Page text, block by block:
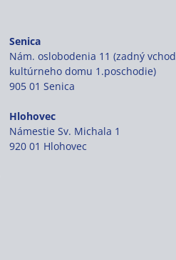
Senica
Nám. oslobodenia 11 (zadný vchod
kultúrneho domu 1.poschodie)
905 01 Senica
Hlohovec
Námestie Sv. Michala 1
920 01 Hlohovec